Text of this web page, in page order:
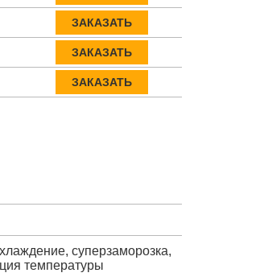
ЗАКАЗАТЬ
ЗАКАЗАТЬ
ЗАКАЗАТЬ
суперзаморозка,
температуры